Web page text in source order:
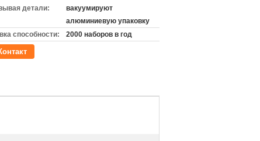
детали:
вакуумируют
алюминиевую упаковку
способности:
2000 наборов в год